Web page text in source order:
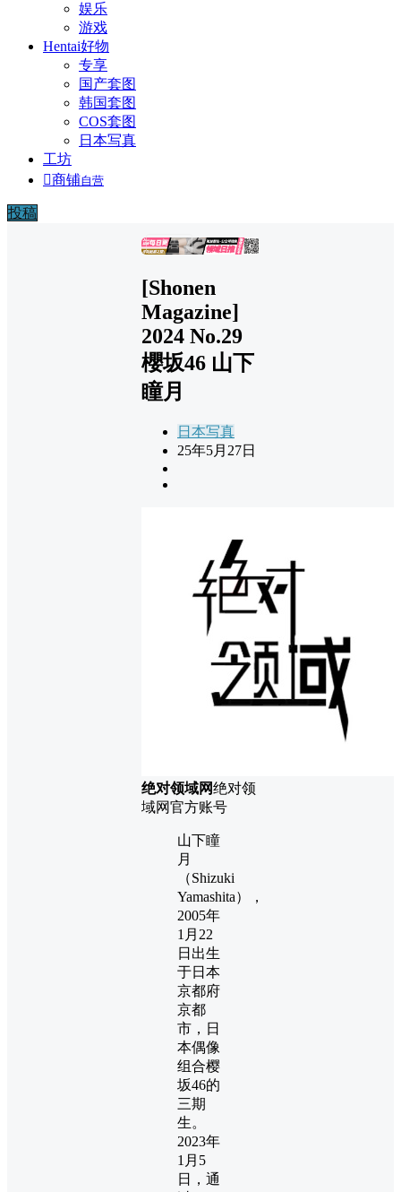
娱乐
游戏
Hentai好物
专享
国产套图
韩国套图
COS套图
日本写真
工坊
商铺自营
投稿
广告
[Shonen
Magazine]
2024 No.29
櫻坂46 山下
瞳月
日本写真
25年5月27日
绝对领域网绝对领
域网官方账号
山下瞳
月
（Shizuki
Yamashita），
2005年
1月22
日出生
于日本
京都府
京都
市，日
本偶像
组合樱
坂46的
三期
生。
2023年
1月5
日，通